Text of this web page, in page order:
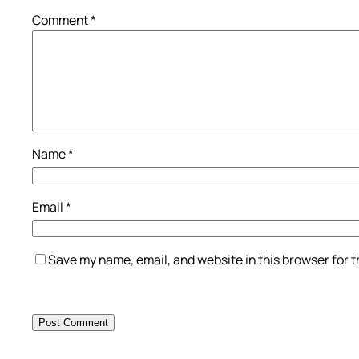
Comment*
Name*
Email*
Save my name, email, and website in this browser for